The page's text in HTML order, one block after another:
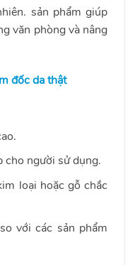
sản phẩm giúp
văn phòng và nâng
đốc da thật
cho người sử dụng.
loại hoặc gỗ chắc
với các sản phẩm